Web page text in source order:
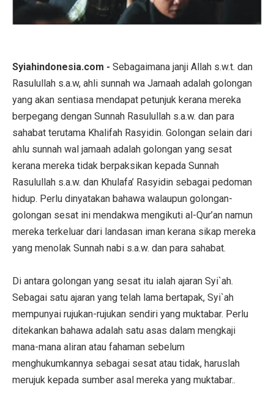
Syiahindonesia.com - Sebagaimana janji Allah s.w.t. dan
Rasulullah s.a.w, ahli sunnah wa Jamaah adalah golongan
yang akan sentiasa mendapat petunjuk kerana mereka
berpegang dengan Sunnah Rasulullah s.a.w. dan para
sahabat terutama Khalifah Rasyidin. Golongan selain dari
ahlu sunnah wal jamaah adalah golongan yang sesat
kerana mereka tidak berpaksikan kepada Sunnah
Rasulullah s.a.w. dan Khulafa’ Rasyidin sebagai pedoman
hidup. Perlu dinyatakan bahawa walaupun golongan-
golongan sesat ini mendakwa mengikuti al-Qur’an namun
mereka terkeluar dari landasan iman kerana sikap mereka
yang menolak Sunnah nabi s.a.w. dan para sahabat.
Di antara golongan yang sesat itu ialah ajaran Syi`ah.
Sebagai satu ajaran yang telah lama bertapak, Syi`ah
mempunyai rujukan-rujukan sendiri yang muktabar. Perlu
ditekankan bahawa adalah satu asas dalam mengkaji
mana-mana aliran atau fahaman sebelum
menghukumkannya sebagai sesat atau tidak, haruslah
merujuk kepada sumber asal mereka yang muktabar..